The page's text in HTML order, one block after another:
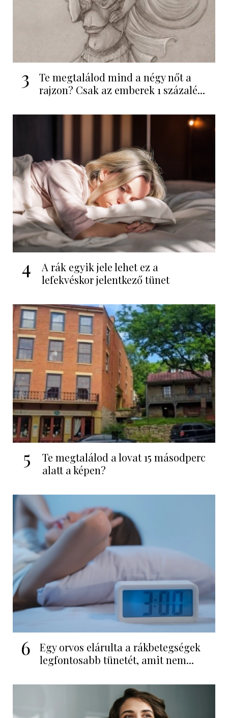
3
Te megtalálod mind a négy nőt a
rajzon? Csak az emberek 1 százalé...
4
A rák egyik jele lehet ez a
lefekvéskor jelentkező tünet
5
Te megtalálod a lovat 15 másodperc
alatt a képen?
6
Egy orvos elárulta a rákbetegségek
legfontosabb tünetét, amit nem...